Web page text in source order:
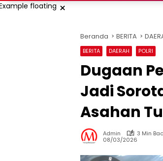
×
Beranda BERITA
BERITA DAERAH POLRI
Dugaan
Jadi
Asahan
Admin
3 Min
08/03/2026